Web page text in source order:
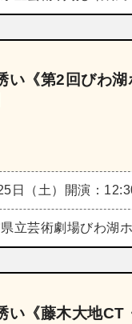
《第2回びわ湖
日（土） 開演：
立芸術劇場びわ湖
《藤木大地CT